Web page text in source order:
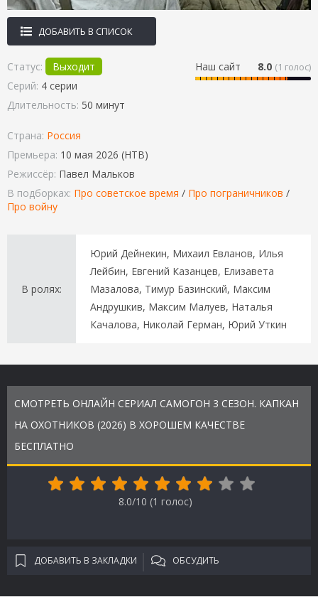
ДОБАВИТЬ В СПИСОК
Наш сайт 8.0 (1 голос)
Статус:
Выходит
Серий: 4 серии
Длительность: 50 минут
Страна: Россия
Премьера: 10 мая 2026 (НТВ)
Режиссёр: Павел Мальков
В подборках: Про советское время / Про пограничников /
Про войну
В ролях:
Юрий Дейнекин, Михаил Евланов, Илья
Лейбин, Евгений Казанцев, Елизавета
Мазалова, Тимур Базинский, Максим
Андрушкив, Максим Малуев, Наталья
Качалова, Николай Герман, Юрий Уткин
СМОТРЕТЬ ОНЛАЙН СЕРИАЛ САМОГОН 3 СЕЗОН. КАПКАН
НА ОХОТНИКОВ (2026) В ХОРОШЕМ КАЧЕСТВЕ
БЕСПЛАТНО
8.0/10 (1 голос)
ДОБАВИТЬ В ЗАКЛАДКИ ОБСУДИТЬ